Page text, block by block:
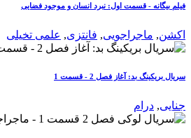
فیلم بیگانه‌ - قسمت اول: نبرد انسان و موجود فضایی
اکشن, ماجراجویی, فانتزی, علمی تخیلی
سریال بریکینگ بد: آغاز فصل 2 - قسمت 1
جنایی, درام